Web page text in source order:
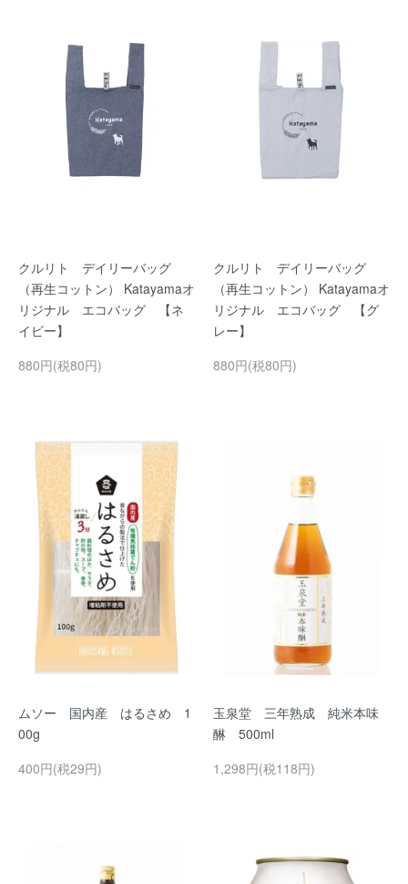
クルリト デイリーバッグ
（再生コットン） Katayamaオ
リジナル エコバッグ 【ネ
イビー】
880円(税80円)
クルリト デイリーバッグ
（再生コットン） Katayamaオ
リジナル エコバッグ 【グ
レー】
880円(税80円)
ムソー 国内産 はるさめ 1
00g
400円(税29円)
玉泉堂 三年熟成 純米本味
醂 500ml
1,298円(税118円)